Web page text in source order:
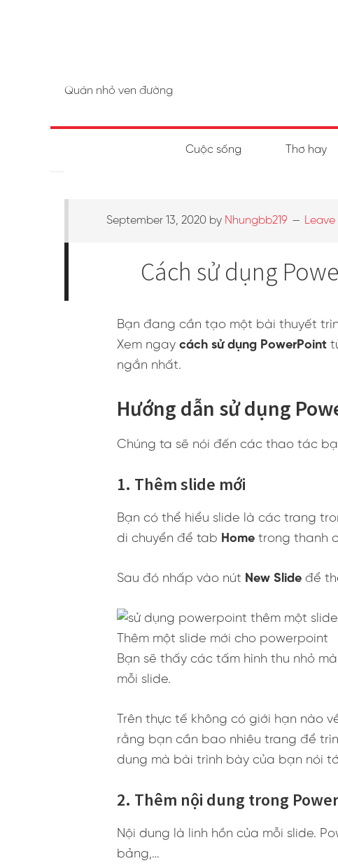
Quán nhỏ ven đường
Cuộc sống Thơ hay
September 13, 2020 by Nhungbb219
Cách sử dụng
Bạn đang cần tạo một bài thuyết
Xem ngay cách sử dụng PowerPoint
ngắn nhất.
Hướng dẫn sử dụng
Chúng ta sẽ nói đến các thao tác
1. Thêm slide mới
Bạn có thể hiểu slide là các trang
di chuyển để tab Home trong thanh
Sau đó nhấp vào nút New Slide để
Thêm một slide mới cho powerpoint
Bạn sẽ thấy các tấm hình thu nhỏ
mỗi slide.
Trên thực tế không có giới hạn nào
rằng bạn cần bao nhiêu trang để
dung mà bài trình bày của bạn nói
2. Thêm nội dung trong
Nội dung là linh hồn của mỗi slide.
bảng,…